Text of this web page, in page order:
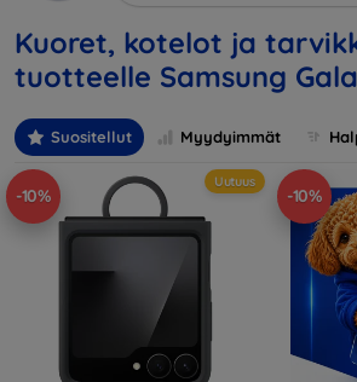
Kuoret, kotelot ja
tuotteelle Samsung
Suositellut Myydyimmät
-10%
Uutuus
-10%